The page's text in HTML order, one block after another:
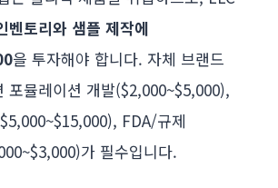
벤토리와 샘플 제작에
을 투자해야 합니다. 자체 브랜드
포뮬레이션 개발($2,000~$5,000),
FDA/규제
가 필수입니다.